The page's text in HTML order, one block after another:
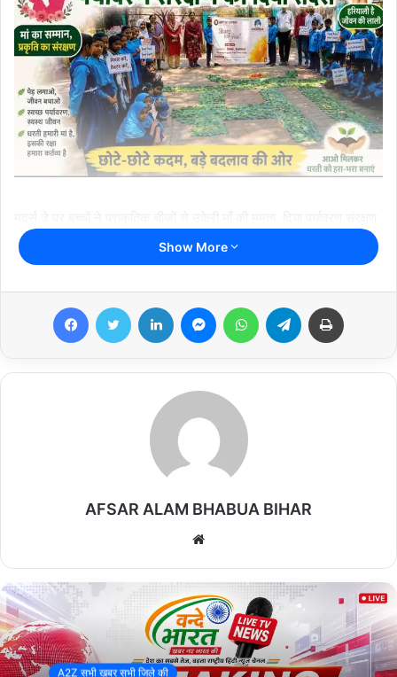
का संदेश
विद्यालय भभुआ परिसर में संचालित उर्दू प्राथमिक विद्यालय में एक भावनात्मक और
रचनात्मक कार्यक्रम का आयोजन किया गया। कार्यक्रम का नेतृत्व आर्ट ऑफ
हिस्सा लेते हुए अपनी प्रतिभा का प्रदर्शन किया।
कार्यक्रम के दौरान बच्चों ने आंधी-पानी में गिरे पीपल के पत्तों, कनैल और अरहूल
के फूलों की सहायता से माँ की आकर्षक आकृति तैयार की। “एक संदेश माँ के नाम”
थीम पर आधारित इस आयोजन में बच्चों ने अपनी माँ के प्रति प्रेम, सम्मान और
कलाकृति लोगों के आकर्षण का केंद्र बनी रही।
का आधार हैं। उन्होंने बताया कि बच्चों ने चित्र, संदेश और प्रकृति से जुड़ी वस्तुओं
के माध्यम से अपनी भावनाओं को व्यक्त किया। उन्होंने कहा कि माँ और प्रकृति
दोनों ही जीवनदायिनी हैं और पत्तों व फूलों से माँ की आकृति बनाकर बच्चों ने
पर्यावरण संरक्षण का भी संदेश दिया है।
Show More
AFSAR ALAM BHABUA BIHAR
te
A2Z सभी खबर सभी जिले की